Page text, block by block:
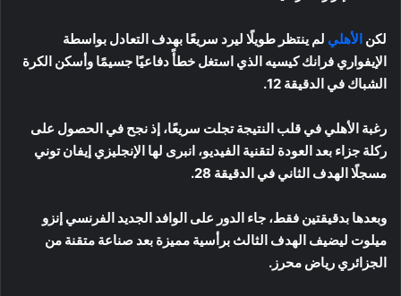
لكن الأهلي لم ينتظر طويلًا ليرد سريعًا بهدف التعادل بواسطة
الإيفواري فرانك كيسيه الذي استغل خطأً دفاعيًا جسيمًا وأسكن الكرة
الشباك في الدقيقة 12.
رغبة الأهلي في قلب النتيجة تجلت سريعًا، إذ نجح في الحصول على
ركلة جزاء بعد العودة لتقنية الفيديو، انبرى لها الإنجليزي إيفان توني
مسجلًا الهدف الثاني في الدقيقة 28.
وبعدها بدقيقتين فقط، جاء الدور على الوافد الجديد الفرنسي إنزو
ميلوت ليضيف الهدف الثالث برأسية مميزة بعد صناعة متقنة من
الجزائري رياض محرز.